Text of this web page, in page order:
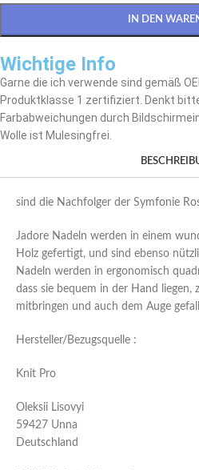
IN DEN
Wichtige Info
Garne die ich verwende sind gemäß
Produktklasse 1 zertifiziert. Denkt
Farbabweichungen durch
Wolle ist Mulesingfrei.
sind die Nachfolger der Symfonie
Jadore Nadeln werden in einem
Holz gefertigt, und sind ebenso
Nadeln werden in ergonomisch
dass sie bequem in der Hand liegen,
mitbringen und auch dem Auge
Hersteller/Bezugsquelle :
Knit Pro
Oleksii Lisovyi
59427 Unna
Deutschland